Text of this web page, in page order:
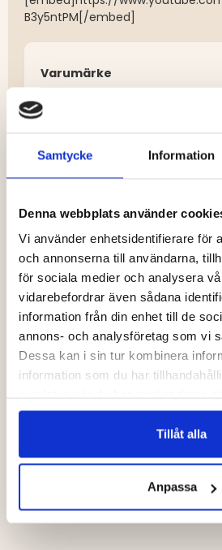
Samtycke Information
Denna webbplats använder
Vi använder enhetsidentifierare för
och annonserna till användarna,
för sociala medier och analysera
vidarebefordrar även sådana
information från din enhet till de
annons- och analysföretag som vi
Dessa kan i sin tur kombinera
information som du har
Tillåt alla
Anpassa
B3y5ntPM[/embed]
Varumärke
DU KANSKE OCKSÅ ÄR
AV
ANDPIPA